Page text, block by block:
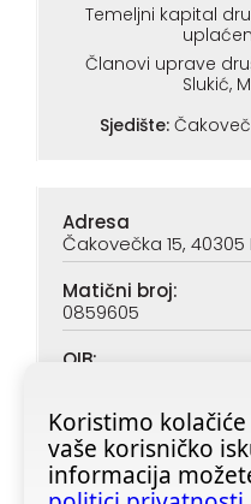
Koristimo
vaše korisničko
informacija
Temeljni kapital
Članovi uprave
Slukić,
Sjedište:
Adresa
Čakovečka 15,
Matični broj:
0859605
OIB:
IBAN (PBZ):
IBAN (ZABA):